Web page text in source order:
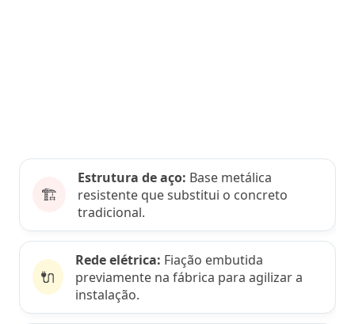
🏗️
Estrutura de aço: Base metálica
resistente que substitui o concreto
tradicional.
🔌
Rede elétrica: Fiação embutida
previamente na fábrica para agilizar a
instalação.